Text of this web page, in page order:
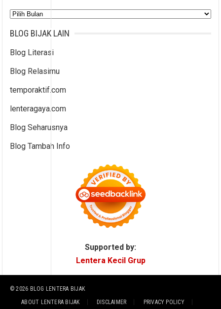
Arsip
BLOG BIJAK LAIN
Blog Literasi
Blog Relasimu
temporaktif.com
lenteragaya.com
Blog Seharusnya
Blog Tambah Info
Supported by:
Lentera Kecil Grup
© 2026 BLOG LENTERA BIJAK
ABOUT LENTERA BIJAK
DISCLAIMER
PRIVACY POLICY